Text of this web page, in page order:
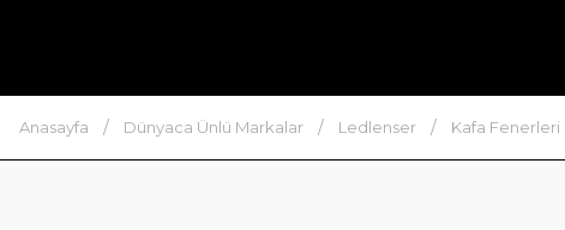
Anasayfa Dünyaca Ünlü Markalar Ledlenser Kafa Fenerleri